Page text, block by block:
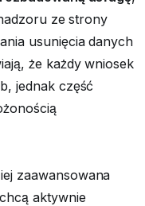
ze strony
usunięcia danych
że każdy wniosek
jednak część
zaawansowana
aktywnie